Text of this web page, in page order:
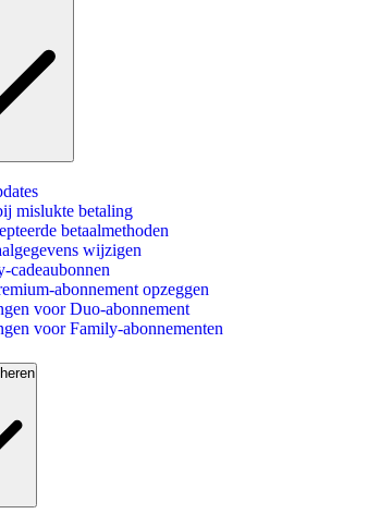
mislukte betaling
betaalmethoden
wijzigen
cadeaubonnen
abonnement opzeggen
voor Duo-abonnement
voor Family-abonnementen